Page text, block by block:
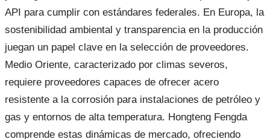
API para cumplir con estándares federales. En Europa, la
sostenibilidad ambiental y transparencia en la producción
juegan un papel clave en la selección de proveedores.
Medio Oriente, caracterizado por climas severos,
requiere proveedores capaces de ofrecer acero
resistente a la corrosión para instalaciones de petróleo y
gas y entornos de alta temperatura. Hongteng Fengda
comprende estas dinámicas de mercado, ofreciendo